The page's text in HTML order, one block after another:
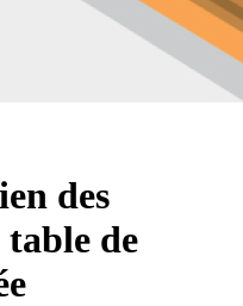
des
table de